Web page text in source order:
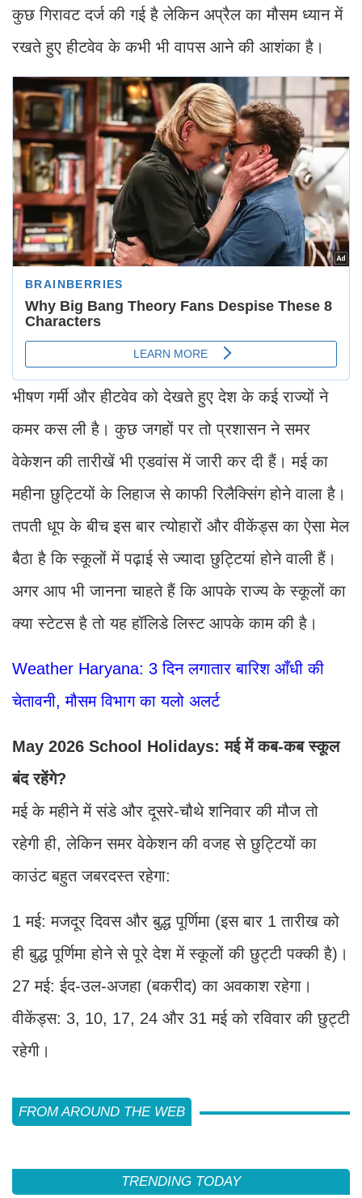
कुछ गिरावट दर्ज की गई है लेकिन अप्रैल का मौसम ध्यान में
रखते हुए हीटवेव के कभी भी वापस आने की आशंका है।
भीषण गर्मी और हीटवेव को देखते हुए देश के कई राज्यों ने
कमर कस ली है। कुछ जगहों पर तो प्रशासन ने समर
वेकेशन की तारीखें भी एडवांस में जारी कर दी हैं। मई का
महीना छुट्टियों के लिहाज से काफी रिलैक्सिंग होने वाला है।
तपती धूप के बीच इस बार त्योहारों और वीकेंड्स का ऐसा मेल
बैठा है कि स्कूलों में पढ़ाई से ज्यादा छुट्टियां होने वाली हैं।
अगर आप भी जानना चाहते हैं कि आपके राज्य के स्कूलों का
क्या स्टेटस है तो यह हॉलिडे लिस्ट आपके काम की है।
Weather Haryana: 3 दिन लगातार बारिश आँधी की
चेतावनी, मौसम विभाग का यलो अलर्ट
May 2026 School Holidays: मई में कब-कब स्कूल
बंद रहेंगे?
मई के महीने में संडे और दूसरे-चौथे शनिवार की मौज तो
रहेगी ही, लेकिन समर वेकेशन की वजह से छुट्टियों का
काउंट बहुत जबरदस्त रहेगा:
1 मई: मजदूर दिवस और बुद्ध पूर्णिमा (इस बार 1 तारीख को
ही बुद्ध पूर्णिमा होने से पूरे देश में स्कूलों की छुट्टी पक्की है)।
27 मई: ईद-उल-अजहा (बकरीद) का अवकाश रहेगा।
वीकेंड्स: 3, 10, 17, 24 और 31 मई को रविवार की छुट्टी
रहेगी।
FROM AROUND THE WEB
TRENDING TODAY